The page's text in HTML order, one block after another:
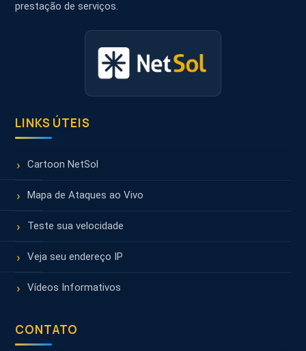
prestação de serviços.
LINKS ÚTEIS
Cartoon NetSol
Mapa de Ataques ao Vivo
Teste sua velocidade
Veja seu endereço IP
Vídeos Informativos
CONTATO